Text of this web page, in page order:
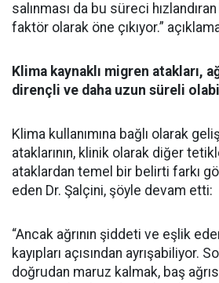
salınması da bu süreci
faktör olarak öne çıkıyor.”
Klima kaynaklı migren atakları,
dirençli ve daha uzun süreli
Klima kullanımına bağlı olarak
ataklarının, klinik olarak diğer
ataklardan temel bir belirti farkı
eden Dr. Şalçini, şöyle devam etti:
“Ancak ağrının şiddeti ve eşlik
kayıpları açısından ayrışabiliyor.
doğrudan maruz kalmak, baş